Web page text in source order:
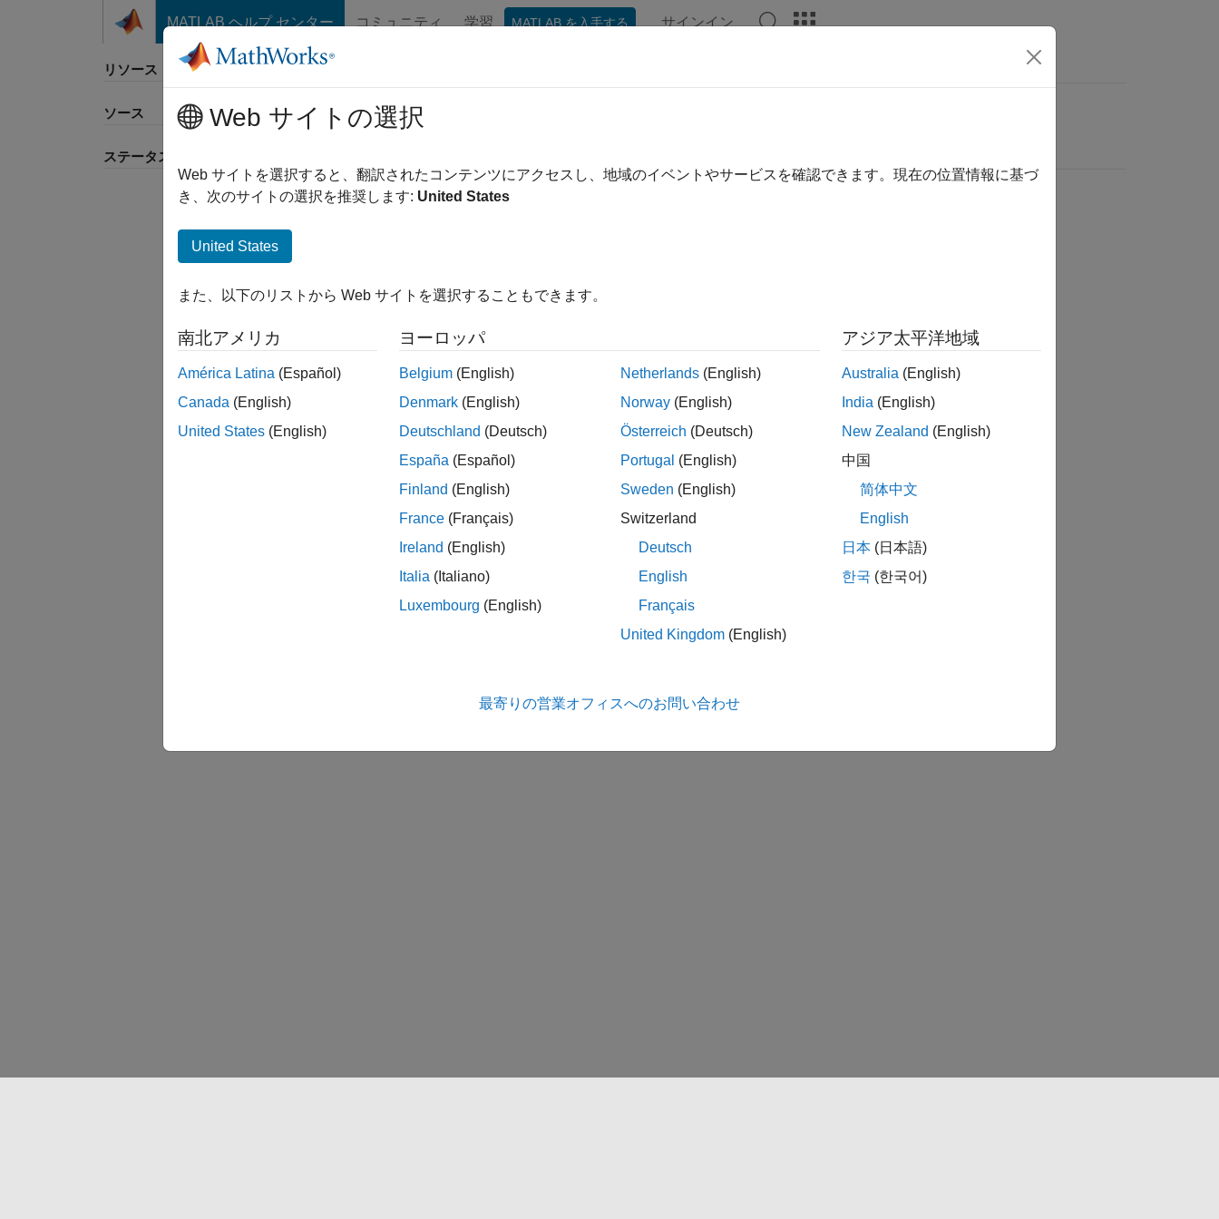
コンテンツへスキップ
MATLAB ヘルプ センター コミュニティ 学習 MATLAB を入手する サインイン
リソース
ソース
ステータス
並べ替え
Web サイトの選択
Web サイトを選択すると、翻訳されたコンテンツにアクセスし、地域のイベントやサービスを確認できます。現在の位置情報に基づ
き、次のサイトの選択を推奨します: United States
United States
また、以下のリストから Web サイトを選択することもできます。
南北アメリカ
América Latina (Español)
Canada (English)
United States (English)
ヨーロッパ
Belgium (English)
Denmark (English)
Deutschland (Deutsch)
España (Español)
Finland (English)
France (Français)
Ireland (English)
Italia (Italiano)
Luxembourg (English)
Netherlands (English)
Norway (English)
Österreich (Deutsch)
Portugal (English)
Sweden (English)
Switzerland
Deutsch
English
Français
United Kingdom (English)
アジア太平洋地域
Australia (English)
India (English)
New Zealand (English)
中国
简体中文
English
日本 (日本語)
한국 (한국어)
最寄りの営業オフィスへのお問い合わせ